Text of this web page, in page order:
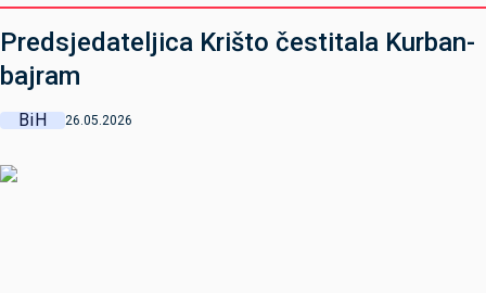
Predsjedateljica Krišto čestitala Kurban-
bajram
BiH 26.05.2026